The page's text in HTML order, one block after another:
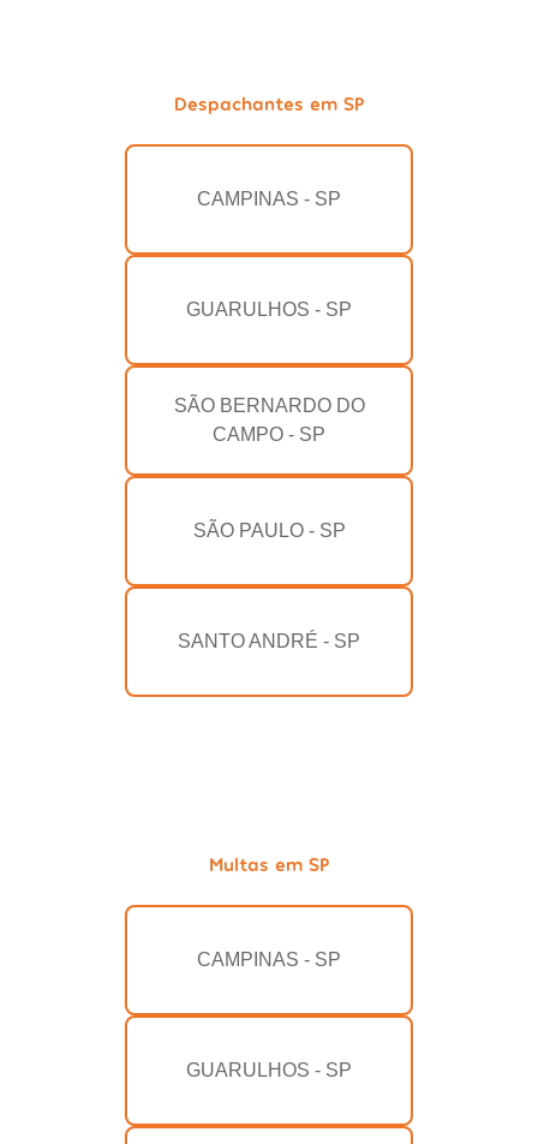
Despachantes em SP
CAMPINAS - SP
GUARULHOS - SP
SÃO BERNARDO DO
CAMPO - SP
SÃO PAULO - SP
SANTO ANDRÉ - SP
Multas em SP
CAMPINAS - SP
GUARULHOS - SP